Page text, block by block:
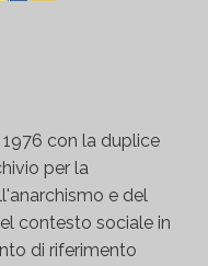
1976 con la duplice
per la
e del
contesto sociale in
di riferimento